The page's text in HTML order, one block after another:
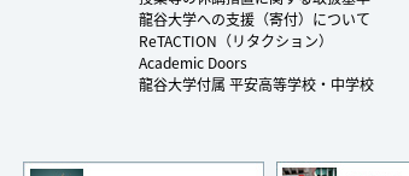
龍谷大学への支援（寄付）について
ReTACTION（リタクション）
Academic Doors
龍谷大学付属 平安高等学校・中学校